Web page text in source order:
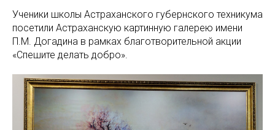
Ученики школы Астраханского губернского техникума
посетили Астраханскую картинную галерею имени
П.М. Догадина в рамках благотворительной акции
«Спешите делать добро».